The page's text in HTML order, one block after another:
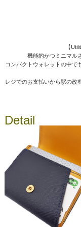
【
機能的かつミニマル
コンパクトウォレットの中で
レジでのお支払いから駅の改
Detail